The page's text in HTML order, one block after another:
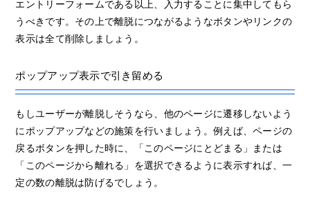
エントリーフォームである以上、入力することに集中してもら
うべきです。その上で離脱につながるようなボタンやリンクの
表示は全て削除しましょう。
ポップアップ表示で引き留める
もしユーザーが離脱しそうなら、他のページに遷移しないよう
にポップアップなどの施策を行いましょう。例えば、ページの
戻るボタンを押した時に、「このページにとどまる」または
「このページから離れる」を選択できるように表示すれば、一
定の数の離脱は防げるでしょう。